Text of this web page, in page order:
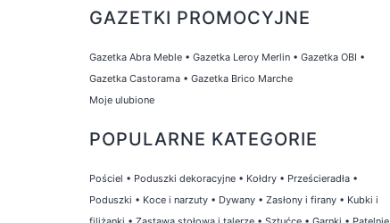
GAZETKI PROMOCYJNE
Gazetka Abra Meble • Gazetka Leroy Merlin • Gazetka OBI •
Gazetka Castorama • Gazetka Brico Marche
Moje ulubione
POPULARNE KATEGORIE
Pościel • Poduszki dekoracyjne • Kołdry • Prześcieradła •
Poduszki • Koce i narzuty • Dywany • Zasłony i firany • Kubki i